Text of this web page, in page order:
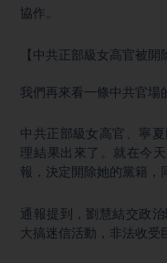
協作。
【中共正部級女高官被開
我們再來看一條中共官場
中共正部級女高官、寧
理結果出來了。就在今
報，決定開除她的黨籍，
通報提到，劉慧結交政
大搞迷信活動，非法收受